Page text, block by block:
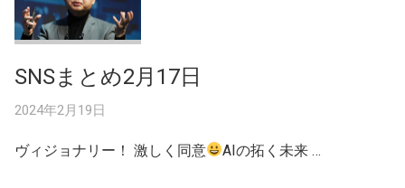
SNSまとめ2月17日
2024年2月19日
ヴィジョナリー！ 激しく同意 AIの拓く未来 …